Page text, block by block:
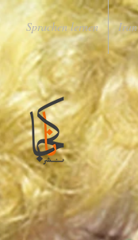
Sprachen lernen Iran